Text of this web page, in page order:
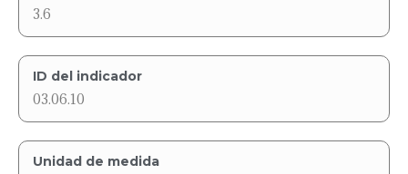
3.6
ID del indicador
03.06.10
Unidad de medida